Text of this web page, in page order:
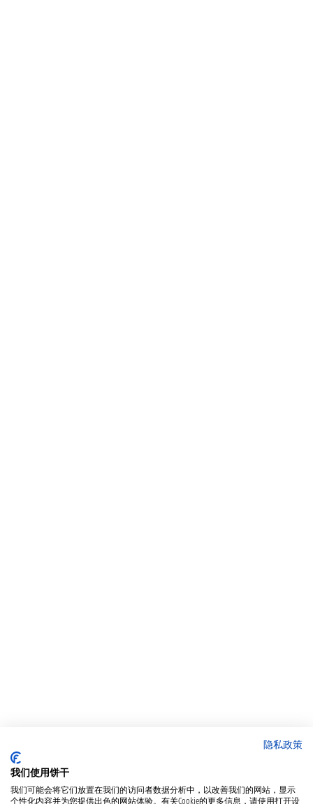
隐私政策
我们使用饼干
我们可能会将它们放置在我们的访问者数据分析中，以改善我们的网站，显示
个性化内容并为您提供出色的网站体验。有关Cookie的更多信息，请使用打开设